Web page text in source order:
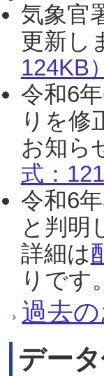
気象官
更新し
124KB）
令和6
りを修
お知ら
式：
令和6
と判明
詳細は
りです
過去
デー